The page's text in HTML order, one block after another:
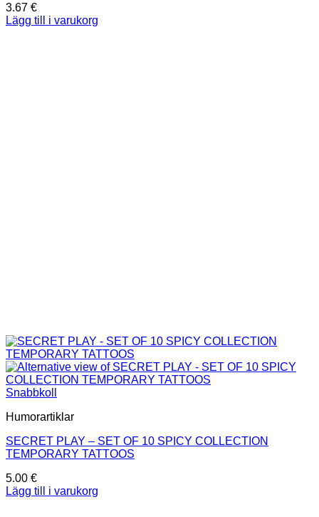
3.67 €
Lägg till i varukorg
Snabbkoll
Humorartiklar
SECRET PLAY – SET OF 10 SPICY COLLECTION
TEMPORARY TATTOOS
5.00 €
Lägg till i varukorg